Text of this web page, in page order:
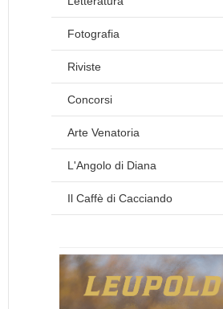
Fotografia
Riviste
Concorsi
Arte Venatoria
L'Angolo di Diana
Il Caffè di Cacciando